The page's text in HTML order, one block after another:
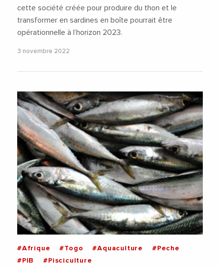
cette société créée pour produire du thon et le
transformer en sardines en boîte pourrait être
opérationnelle à l’horizon 2023.
3 novembre 2022
#Afrique #Togo #Aquaculture
#Peche
#PIB
#Pisciculture